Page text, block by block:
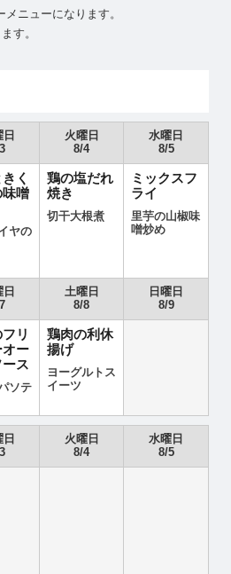
ニューになります。
す。
日
火曜日
8/4
水曜日
8/5
く
味噌
ヤの
鶏の塩だれ
焼き
切干大根煮
ミックスフ
ライ
里芋の山椒味
噌炒め
土曜日
8/8
日曜日
8/9
リ
オー
ース
ソテ
鶏肉の利休
揚げ
ヨーグルトス
イーツ
日
火曜日
8/4
水曜日
8/5